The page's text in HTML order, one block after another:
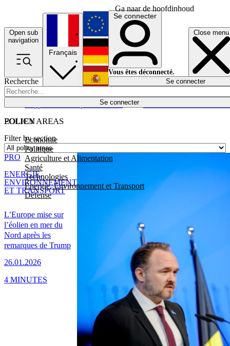
Ga naar de hoofdinhoud
Open sub
navigation
Close menu
Recherche
Se connecter
POLICY AREAS
Economie
Politique
Agriculture et Alimentation
Santé
Technologies
Energie, Environnement et Transport
Défense
Économie
Français
English
Deutsch
Español
Se connecter
Vous êtes déconnecté.
Se connecter
EOLIEN
Filter by section
L’Europe mise sur
l’éolien en mer du
Nord après les
remarques de Trump
26.01.2026
PRO
ENERGIE,
ENVIRONNEMENT
ET TRANSPORT
4 MINUTES